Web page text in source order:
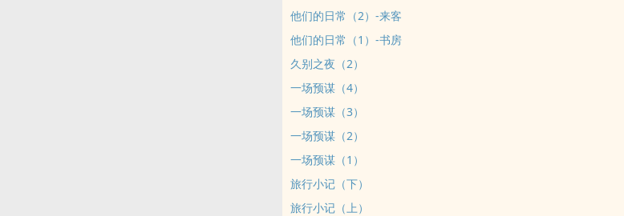
他们的日常（2）-来客
他们的日常（1）-书房
久别之夜（2）
一场预谋（4）
一场预谋（3）
一场预谋（2）
一场预谋（1）
旅行小记（下）
旅行小记（上）